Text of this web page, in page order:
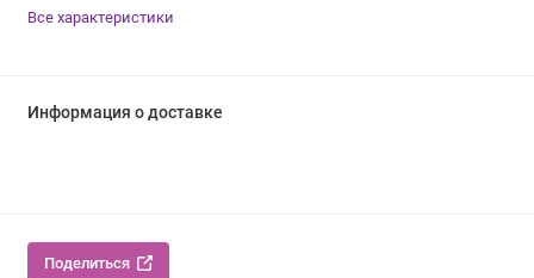
Все характеристики
Информация о доставке
Поделиться